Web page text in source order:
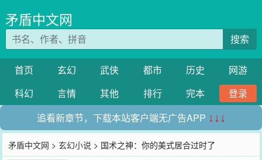
矛盾中文网
搜索
首页 玄幻 武侠 都市 历史
网游
科幻
言情 其他 排行 完本
登录
追看新章节，下载本站客户端无广告APP ↓↓↓
矛盾中文网 >玄幻小说 > 国术之神：你的美式居合过时了